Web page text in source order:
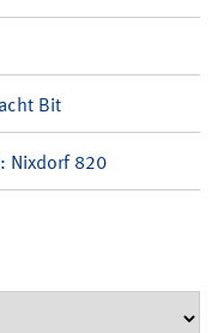
Bit
Nixdorf 820